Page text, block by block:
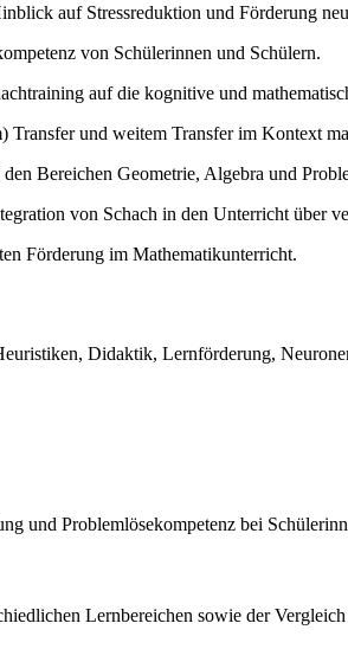
auf Stressreduktion und Förderung
von Schülerinnen und Schülern.
auf die kognitive und
Transfer und weitem Transfer im Kontext
Bereichen Geometrie, Algebra und
von Schach in den Unterricht über
Förderung im Mathematikunterricht.
Didaktik, Lernförderung,
und Problemlösekompetenz bei
Lernbereichen sowie der